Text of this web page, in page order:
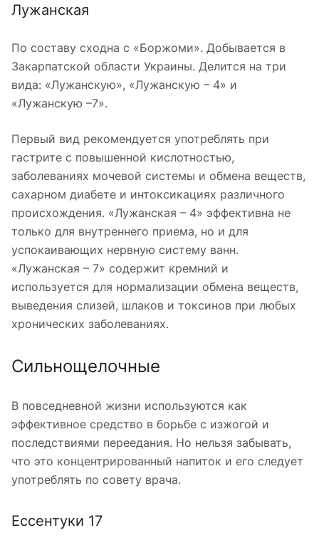
Лужанская
По составу сходна с «Боржоми». Добывается в
Закарпатской области Украины. Делится на три
вида: «Лужанскую», «Лужанскую – 4» и
«Лужанскую –7».
Первый вид рекомендуется употреблять при
гастрите с повышенной кислотностью,
заболеваниях мочевой системы и обмена веществ,
сахарном диабете и интоксикациях различного
происхождения. «Лужанская – 4» эффективна не
только для внутреннего приема, но и для
успокаивающих нервную систему ванн.
«Лужанская – 7» содержит кремний и
используется для нормализации обмена веществ,
выведения слизей, шлаков и токсинов при любых
хронических заболеваниях.
Сильнощелочные
В повседневной жизни используются как
эффективное средство в борьбе с изжогой и
последствиями переедания. Но нельзя забывать,
что это концентрированный напиток и его следует
употреблять по совету врача.
Ессентуки 17